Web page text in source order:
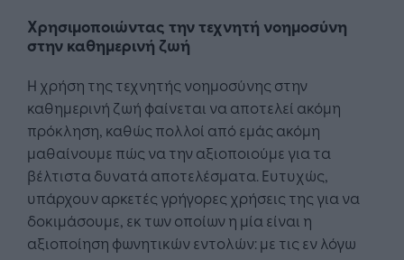
Χρησιμοποιώντας την τεχνητή νοημοσύνη
στην καθημερινή ζωή
Η χρήση της τεχνητής νοημοσύνης στην
καθημερινή ζωή φαίνεται να αποτελεί ακόμη
πρόκληση, καθώς πολλοί από εμάς ακόμη
μαθαίνουμε πώς να την αξιοποιούμε για τα
βέλτιστα δυνατά αποτελέσματα. Ευτυχώς,
υπάρχουν αρκετές γρήγορες χρήσεις της για να
δοκιμάσουμε, εκ των οποίων η μία είναι η
αξιοποίηση φωνητικών εντολών: με τις εν λόγω